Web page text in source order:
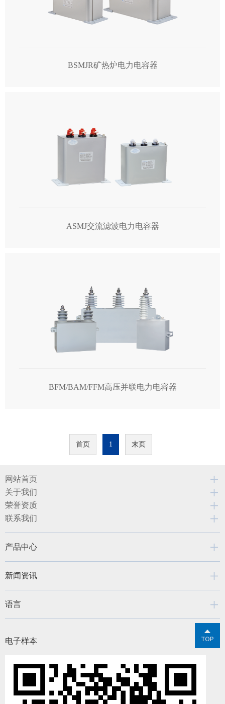
BSMJR矿热炉电力电容器
ASMJ交流滤波电力电容器
BFM/BAM/FFM高压并联电力电容器
首页 1 末页
网站首页
关于我们
荣誉资质
联系我们
产品中心
新闻资讯
语言
电子样本